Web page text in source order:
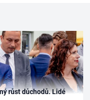
růst důchodů. Lidé